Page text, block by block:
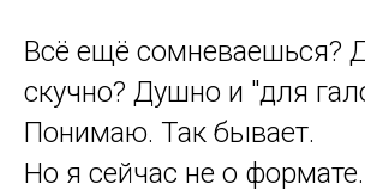
Всё ещё сомневаешься?
скучно? Душно и "для
Понимаю. Так бывает.
Но я сейчас не о формате.